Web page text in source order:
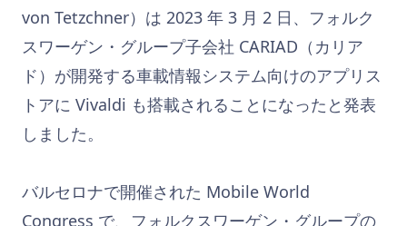
von Tetzchner）は 2023 年 3 月 2 日、フォルク
スワーゲン・グループ子会社 CARIAD（カリア
ド）が開発する車載情報システム向けのアプリス
トアに Vivaldi も搭載されることになったと発表
しました。
バルセロナで開催された Mobile World
Congress で、フォルクスワーゲン・グループの